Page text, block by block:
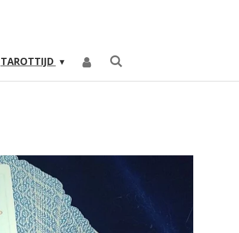
TAROTTIJD